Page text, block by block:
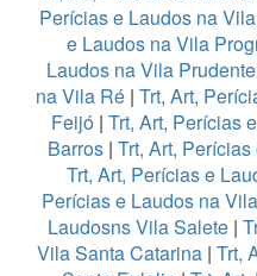
Perícias e Laudos na
e Laudos na Vila
Laudos na Vila Prudente
na Vila Ré | Trt, Art,
Feijó | Trt, Art, Perícias
Barros | Trt, Art,
Trt, Art, Perícias e
Perícias e Laudos na
Laudosns Vila Salete |
Vila Santa Catarina| Trt,